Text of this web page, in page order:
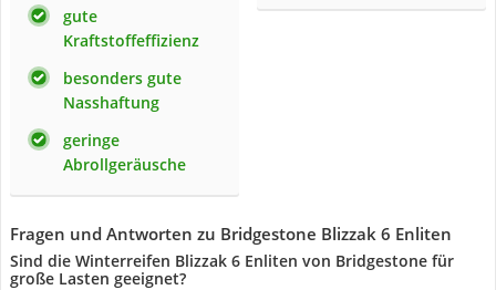
gute
Kraftstoffeffizienz
besonders gute
Nasshaftung
geringe
Abrollgeräusche
Fragen und Antworten zu Bridgestone Blizzak 6 Enliten
Sind die Winterreifen Blizzak 6 Enliten von Bridgestone für
große Lasten geeignet?